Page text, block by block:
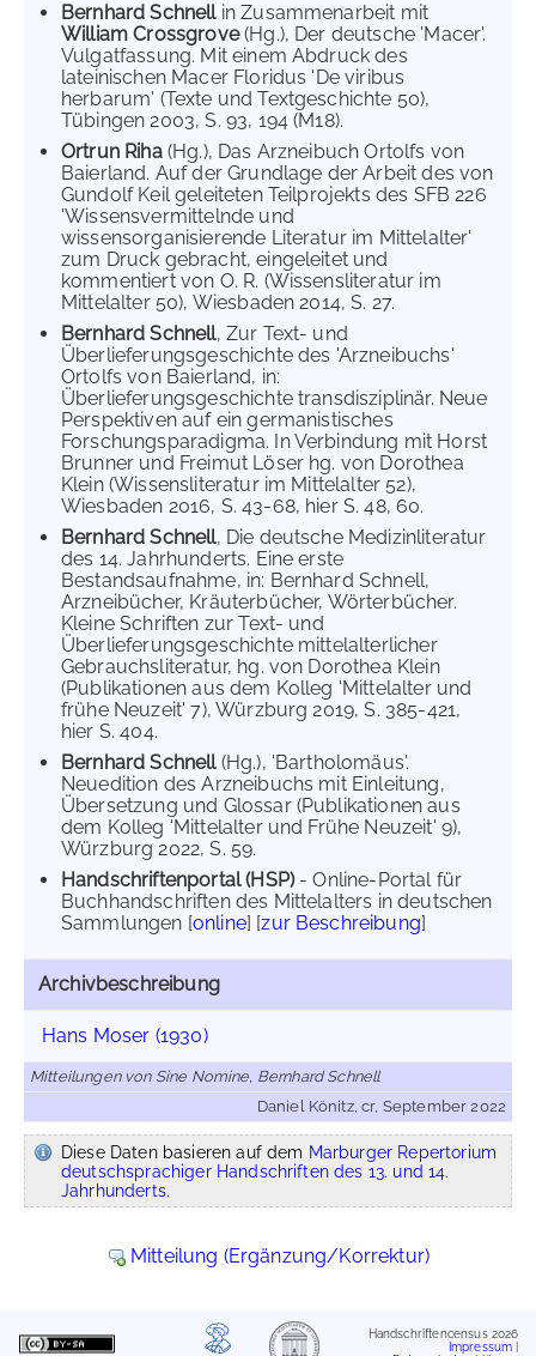
Bernhard Schnellin Zusammenarbeit mit
William Crossgrove(Hg.), Der deutsche 'Macer'.
Vulgatfassung. Mit einem Abdruck des
lateinischen Macer Floridus 'De viribus
herbarum' (Texte und Textgeschichte 50),
Tübingen 2003, S. 93, 194 (M18).
Ortrun Riha (Hg.), Das Arzneibuch Ortolfs von
Baierland. Auf der Grundlage der Arbeit des von
Gundolf Keil geleiteten Teilprojekts des SFB 226
'Wissensvermittelnde und
wissensorganisierende Literatur im Mittelalter'
zum Druck gebracht, eingeleitet und
kommentiert von O. R. (Wissensliteratur im
Mittelalter 50), Wiesbaden 2014, S. 27.
Bernhard Schnell, Zur Text- und
Überlieferungsgeschichte des 'Arzneibuchs'
Ortolfs von Baierland, in:
Überlieferungsgeschichte transdisziplinär. Neue
Perspektiven auf ein germanistisches
Forschungsparadigma. In Verbindung mit Horst
Brunner und Freimut Löser hg. von Dorothea
Klein (Wissensliteratur im Mittelalter 52),
Wiesbaden 2016, S. 43-68, hier S. 48, 60.
Bernhard Schnell, Die deutsche Medizinliteratur
des 14. Jahrhunderts. Eine erste
Bestandsaufnahme, in: Bernhard Schnell,
Arzneibücher, Kräuterbücher, Wörterbücher.
Kleine Schriften zur Text- und
Überlieferungsgeschichte mittelalterlicher
Gebrauchsliteratur, hg. von Dorothea Klein
(Publikationen aus dem Kolleg 'Mittelalter und
frühe Neuzeit' 7), Würzburg 2019, S. 385-421,
hier S. 404.
Bernhard Schnell (Hg.), 'Bartholomäus'.
Neuedition des Arzneibuchs mit Einleitung,
Übersetzung und Glossar (Publikationen aus
dem Kolleg 'Mittelalter und Frühe Neuzeit' 9),
Würzburg 2022, S. 59.
Handschriftenportal (HSP)- Online-Portal für
Buchhandschriften des Mittelalters in deutschen
Sammlungen [online] [zur Beschreibung]
Archivbeschreibung
Hans Moser (1930)
Mitteilungen von Sine Nomine, Bernhard Schnell
Daniel Könitz, cr, September 2022
Diese Daten basieren auf dem Marburger Repertorium
deutschsprachiger Handschriften des 13. und 14.
Jahrhunderts.
Mitteilung (Ergänzung/Korrektur)
Handschriftencensus 2026
Impressum